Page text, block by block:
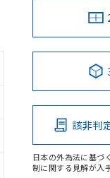
該非判
日本の外為法に基づ
制に関する見解が入